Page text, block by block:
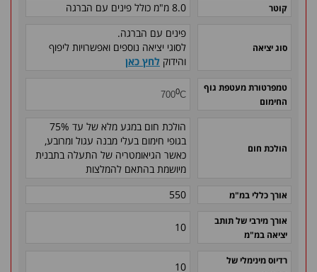
קוטר 8.0 מ"מ כולל פינים עם הברגה
סוג יציאה
פינים עם הברגה.
לסוגי יציאה נוספים ואפשרויות ליפוף
והידוק לחץ כאן
טמפרטורת מעטפת גוף
החימום
7000C
הולכת חום
הולכת חום במגע מלא של עד 75%
בגופי חימום בעלי מבנה עגול ומרובע,
כאשר הגיאומטריה של התעלה בתבנית
מיושמת בהתאם להמלצות
אורך כללי במ"מ 550
אורך מירבי של תותב
יציאה במ"מ
10
רדיוס מינימלי של
10